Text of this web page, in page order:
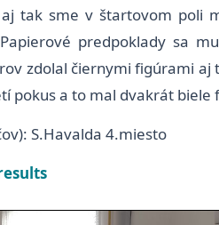
tak sme v štartovom poli
predpoklady sa
zdolal čiernymi figúrami
pokus a to mal dvakrát
S.Havalda 4.miesto